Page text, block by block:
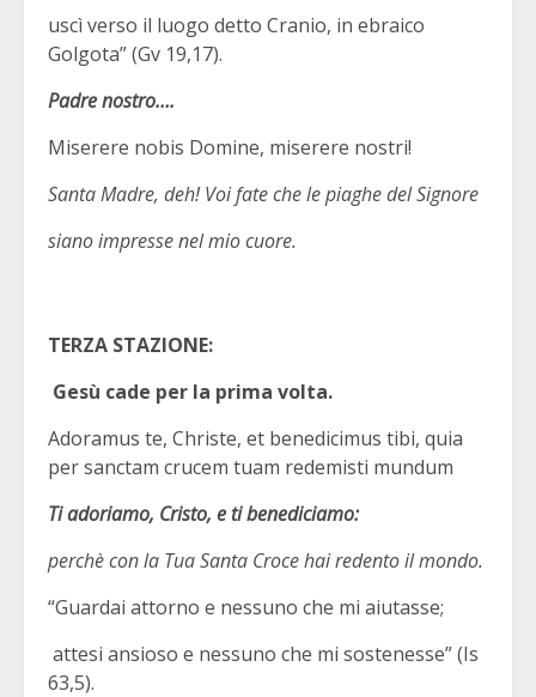
uscì verso il luogo detto Cranio, in ebraico
Golgota” (Gv 19,17).
Padre nostro….
Miserere nobis Domine, miserere nostri!
Santa Madre, deh! Voi fate che le piaghe del Signore
siano impresse nel mio cuore.
TERZA STAZIONE:
Gesù cade per la prima volta.
Adoramus te, Christe, et benedicimus tibi, quia
per sanctam crucem tuam redemisti mundum
Ti adoriamo, Cristo, e ti benediciamo:
perchè con la Tua Santa Croce hai redento il mondo.
“Guardai attorno e nessuno che mi aiutasse;
attesi ansioso e nessuno che mi sostenesse” (Is
63,5).